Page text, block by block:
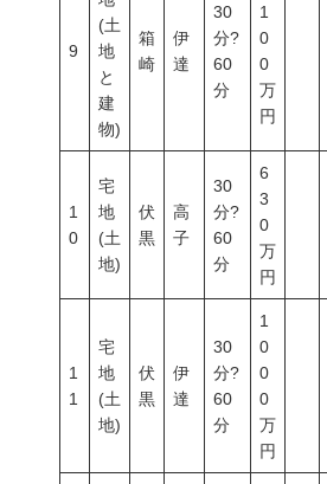
9
(土
地
と
建
物)
箱
崎
伊
達
30
分?
60
分
1
0
0
万
円
1
0
宅
地
(土
地)
伏
黒
高
子
30
分?
60
分
6
3
0
万
円
1
1
宅
地
(土
地)
伏
黒
伊
達
30
分?
60
分
1
0
0
0
万
円